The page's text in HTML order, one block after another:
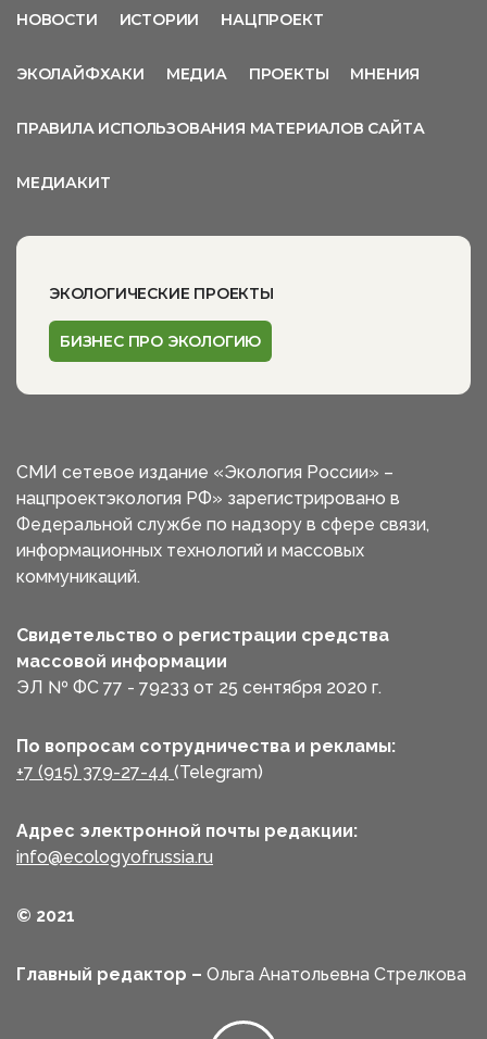
НОВОСТИ ИСТОРИИ НАЦПРОЕКТ
ЭКОЛАЙФХАКИ МЕДИА ПРОЕКТЫ МНЕНИЯ
ПРАВИЛА ИСПОЛЬЗОВАНИЯ МАТЕРИАЛОВ САЙТА
МЕДИАКИТ
ЭКОЛОГИЧЕСКИЕ ПРОЕКТЫ
БИЗНЕС ПРО ЭКОЛОГИЮ
СМИ сетевое издание «Экология России» –
нацпроектэкология РФ» зарегистрировано в
Федеральной службе по надзору в сфере связи,
информационных технологий и массовых
коммуникаций.
Свидетельство о регистрации средства
массовой информации
ЭЛ № ФС 77 - 79233 от 25 сентября 2020 г.
По вопросам сотрудничества и рекламы:
+7 (915) 379-27-44 (Telegram)
Адрес электронной почты редакции:
info@ecologyofrussia.ru
© 2021
Главный редактор – Ольга Анатольевна Стрелкова